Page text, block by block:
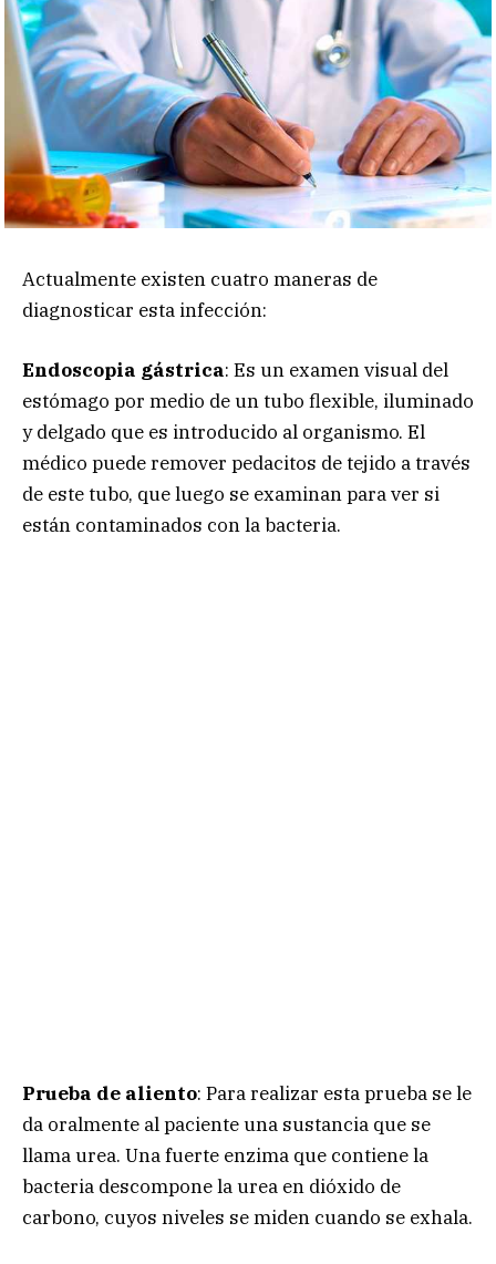
Actualmente existen cuatro maneras de
diagnosticar esta infección:
Endoscopia gástrica: Es un examen visual del
estómago por medio de un tubo flexible, iluminado
y delgado que es introducido al organismo. El
médico puede remover pedacitos de tejido a través
de este tubo, que luego se examinan para ver si
están contaminados con la bacteria.
Prueba de aliento: Para realizar esta prueba se le
da oralmente al paciente una sustancia que se
llama urea. Una fuerte enzima que contiene la
bacteria descompone la urea en dióxido de
carbono, cuyos niveles se miden cuando se exhala.